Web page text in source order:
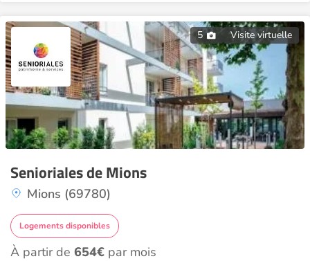
5 Visite virtuelle
Senioriales de Mions
Mions (69780)
Logements disponibles
À partir de 654€ par mois